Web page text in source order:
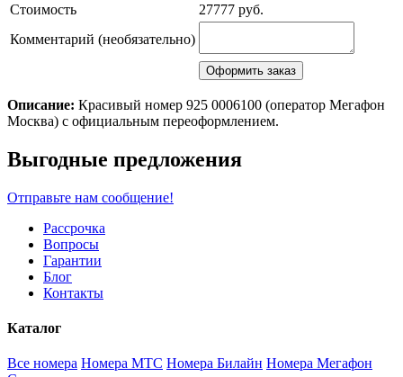
Стоимость
27777 руб.
Комментарий (необязательно)
Описание: Красивый номер 925 0006100 (оператор Мегафон
Москва) с официальным переоформлением.
Scroll
Up
Выгодные предложения
Отправьте нам сообщение!
Рассрочка
Вопросы
Гарантии
Блог
Контакты
Каталог
Все номера Номера МТС Номера Билайн Номера Мегафон